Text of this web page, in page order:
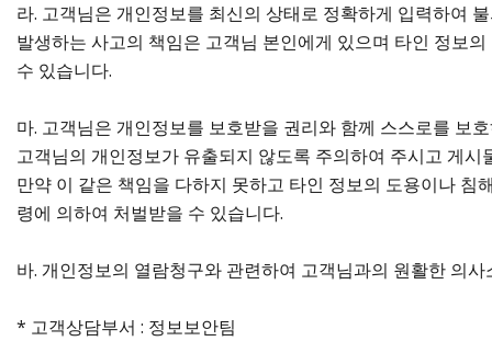
라. 고객님은 개인정보를 최신의 상태로 정확하게 입력하여
발생하는 사고의 책임은 고객님 본인에게 있으며 타인 정보
수 있습니다.
마. 고객님은 개인정보를 보호받을 권리와 함께 스스로를 보
고객님의 개인정보가 유출되지 않도록 주의하여 주시고 게
만약 이 같은 책임을 다하지 못하고 타인 정보의 도용이나
령에 의하여 처벌받을 수 있습니다.
바. 개인정보의 열람청구와 관련하여 고객님과의 원활한 의
* 고객상담부서 : 정보보안팀